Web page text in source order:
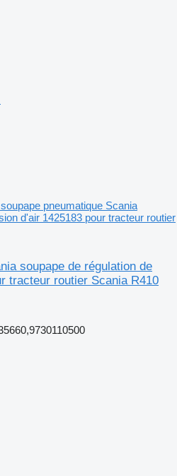
soupape pneumatique Scania
d'air 1425183 pour tracteur routier
soupape de régulation de
tracteur routier Scania R410